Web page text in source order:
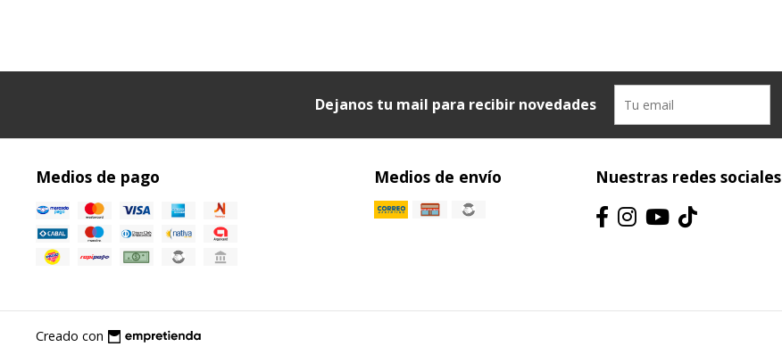
Dejanos tu mail para recibir novedades
Medios de pago Medios de envío Nuestras redes sociales
Creado con